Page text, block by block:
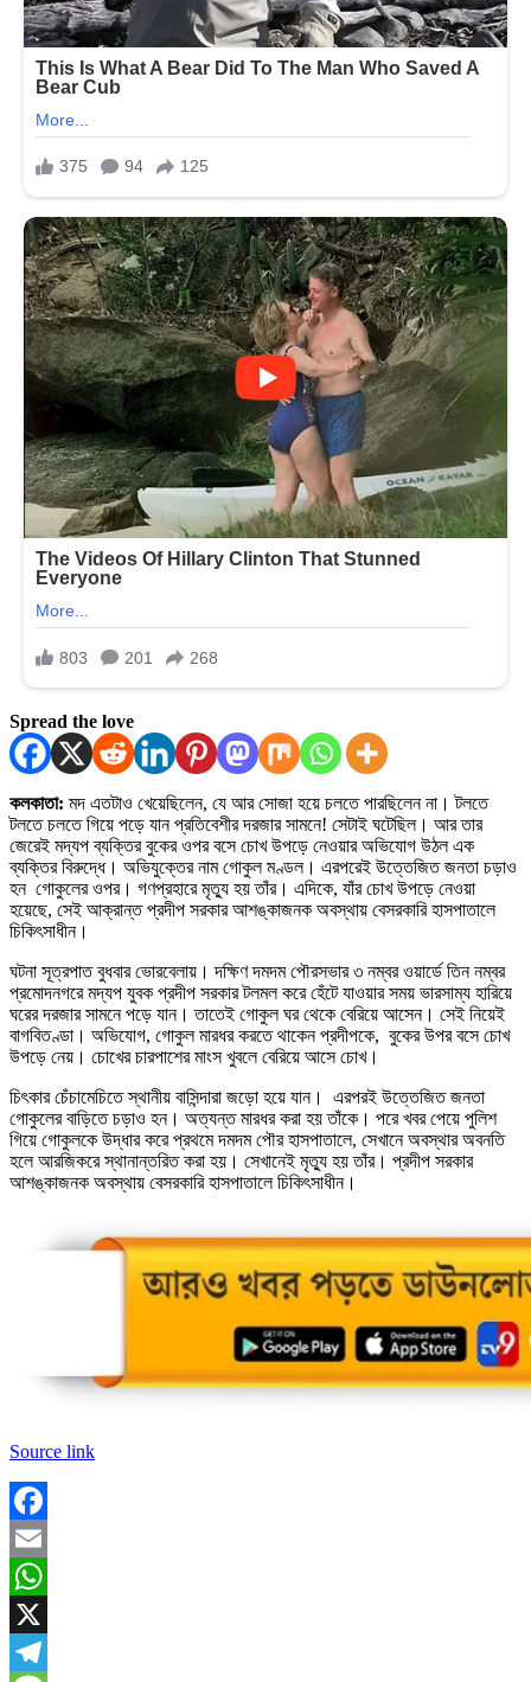
Spread the love
কলকাতা: মদ এতটাও খেয়েছিলেন, যে আর সোজা হয়ে চলতে পারছিলেন না। টলতে
টলতে চলতে গিয়ে পড়ে যান প্রতিবেশীর দরজার সামনে! সেটাই ঘটেছিল। আর তার
জেরেই মদ্যপ ব্যক্তির বুকের ওপর বসে চোখ উপড়ে নেওয়ার অভিযোগ উঠল এক
ব্যক্তির বিরুদ্ধে। অভিযুক্তের নাম গোকুল মণ্ডল। এরপরেই উত্তেজিত জনতা চড়াও
হন গোকুলের ওপর। গণপ্রহারে মৃত্যু হয় তাঁর। এদিকে, যাঁর চোখ উপড়ে নেওয়া
হয়েছে, সেই আক্রান্ত প্রদীপ সরকার আশঙ্কাজনক অবস্থায় বেসরকারি হাসপাতালে
চিকিৎসাধীন।
ঘটনা সূত্রপাত বুধবার ভোরবেলায়। দক্ষিণ দমদম পৌরসভার ৩ নম্বর ওয়ার্ডে তিন নম্বর
প্রমোদনগরে মদ্যপ যুবক প্রদীপ সরকার টলমল করে হেঁটে যাওয়ার সময় ভারসাম্য হারিয়ে
ঘরের দরজার সামনে পড়ে যান। তাতেই গোকুল ঘর থেকে বেরিয়ে আসেন। সেই নিয়েই
বাগবিতণ্ডা। অভিযোগ, গোকুল মারধর করতে থাকেন প্রদীপকে, বুকের উপর বসে চোখ
উপড়ে নেয়। চোখের চারপাশের মাংস খুবলে বেরিয়ে আসে চোখ।
চিৎকার চেঁচামেচিতে স্থানীয় বাসিন্দারা জড়ো হয়ে যান। এরপরই উত্তেজিত জনতা
গোকুলের বাড়িতে চড়াও হন। অত্যন্ত মারধর করা হয় তাঁকে। পরে খবর পেয়ে পুলিশ
গিয়ে গোকুলকে উদ্ধার করে প্রথমে দমদম পৌর হাসপাতালে, সেখানে অবস্থার অবনতি
হলে আরজিকরে স্থানান্তরিত করা হয়। সেখানেই মৃত্যু হয় তাঁর। প্রদীপ সরকার
আশঙ্কাজনক অবস্থায় বেসরকারি হাসপাতালে চিকিৎসাধীন।
Source link
Facebook
Email
WhatsApp
X